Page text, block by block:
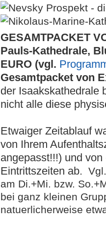
GESAMTPACKET
Pauls-Kathedrale,
EURO (vgl.
Gesamtpacket von
der Isaakskathedrale
nicht alle diese
Etwaiger Zeitablauf
von Ihrem
angepasst!!!) und
Eintrittszeiten ab.
am Di.+Mi. bzw.
bei ganz kleinen
natuerlicherweise